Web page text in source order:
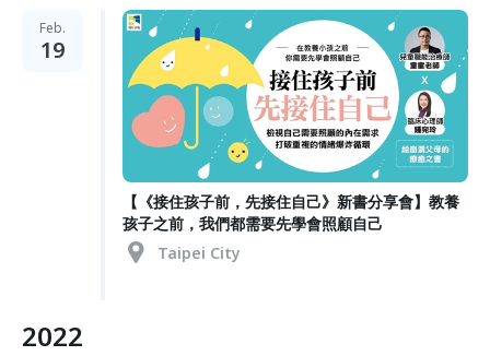
Feb.
19
【《接住孩子前，先接住自己》新書分享會】教養
孩子之前，我們都需要先學會照顧自己
Taipei City
2022